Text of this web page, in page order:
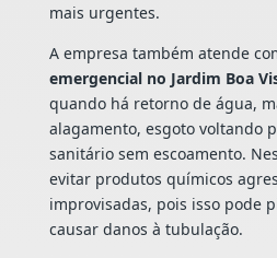
mais urgentes.
A empresa também atende
emergencial no Jardim Boa
quando há retorno de água,
alagamento, esgoto voltando
sanitário sem escoamento.
evitar produtos químicos
improvisadas, pois isso pode
causar danos à tubulação.